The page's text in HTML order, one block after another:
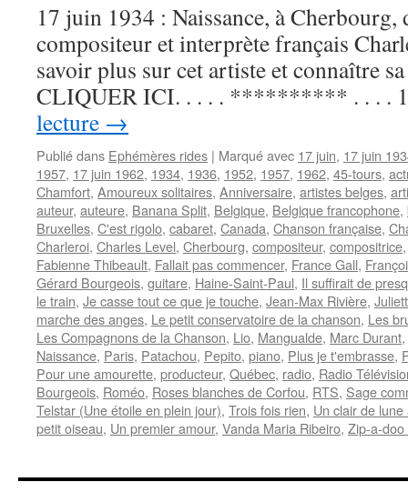
17 juin 1934 : Naissance, à Cherbourg,
compositeur et interprète français
savoir plus sur cet artiste et connaître
CLIQUER ICI. . . . . ********** . . . .
lecture →
Publié dans Ephémères rides | Marqué avec 17 juin, 17 juin
1957, 17 juin 1962, 1934, 1936, 1952, 1957, 1962, 45-tours,
Chamfort, Amoureux solitaires, Anniversaire, artistes belges,
auteur, auteure, Banana Split, Belgique, Belgique francophone,
Bruxelles, C'est rigolo, cabaret, Canada, Chanson française,
Charleroi, Charles Level, Cherbourg, compositeur, compositrice
Fabienne Thibeault, Fallait pas commencer, France Gall,
Gérard Bourgeois, guitare, Haine-Saint-Paul, Il suffirait de
le train, Je casse tout ce que je touche, Jean-Max Rivière,
marche des anges, Le petit conservatoire de la chanson, Les
Les Compagnons de la Chanson, Lio, Mangualde, Marc Durant,
Naissance, Paris, Patachou, Pepito, piano, Plus je t'embrasse,
Pour une amourette, producteur, Québec, radio, Radio
Bourgeois, Roméo, Roses blanches de Corfou, RTS, Sage
Telstar (Une étoile en plein jour), Trois fois rien, Un clair de
petit oiseau, Un premier amour, Vanda Maria Ribeiro, Zip-a-doo